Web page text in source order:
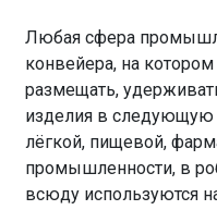
Любая сфера
конвейера, на
размещать,
изделия в следующую
лёгкой, пищевой,
промышленности, в
всюду используются